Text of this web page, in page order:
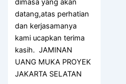
dimasa yang akan
datang,atas perhatian
dan kerjasamanya
kami ucapkan terima
kasih. JAMINAN
UANG MUKA PROYEK
JAKARTA SELATAN